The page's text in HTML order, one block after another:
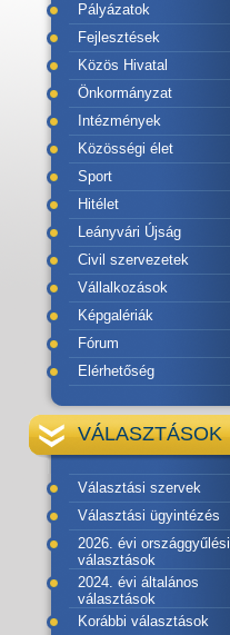
Pályázatok
Fejlesztések
Közös Hivatal
Önkormányzat
Intézmények
Közösségi élet
Sport
Hitélet
Leányvári Újság
Civil szervezetek
Vállalkozások
Képgalériák
Fórum
Elérhetőség
VÁLASZTÁSOK
Választási szervek
Választási ügyintézés
2026. évi országgyűlési
választások
2024. évi általános
választások
Korábbi választások